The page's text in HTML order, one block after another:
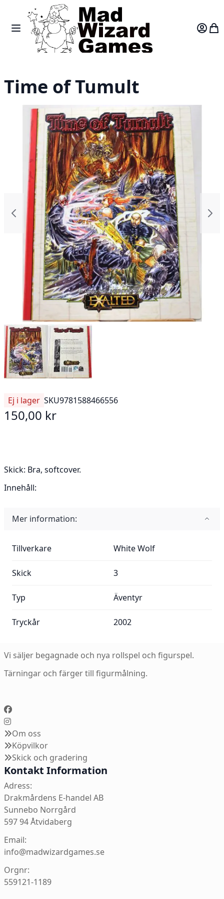
Skip to Content
Toggle Nav
Time of Tumult
Ej i lager SKU9781588466556
150,00 kr
Skick: Bra, softcover.
Innehåll:
Mer information:
Tillverkare White Wolf
Skick 3
Typ Äventyr
Tryckår 2002
Vi säljer begagnade och nya rollspel och figurspel.
Tärningar och färger till figurmålning.
Om oss
Köpvilkor
Skick och gradering
Kontakt Information
Adress:
Drakmårdens E-handel AB
Sunnebo Norrgård
597 94 Åtvidaberg
Email:
info@madwizardgames.se
Orgnr:
559121-1189